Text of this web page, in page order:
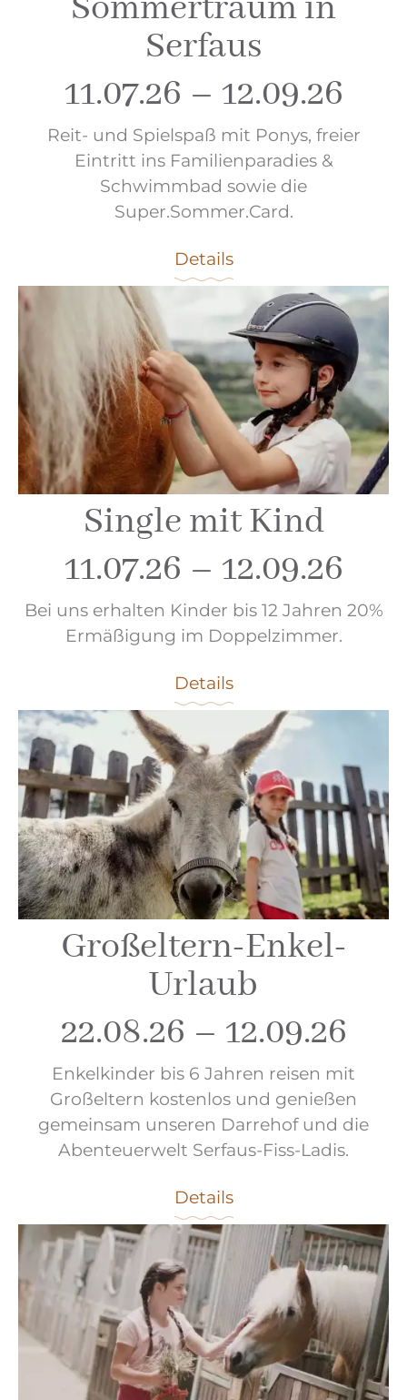
Serfaus
11.07.26 – 12.09.26
Reit- und Spielspaß mit Ponys, freier
Eintritt ins Familienparadies &
Schwimmbad sowie die
Super.Sommer.Card.
Details
Single mit Kind
11.07.26 – 12.09.26
Bei uns erhalten Kinder bis 12 Jahren 20%
Ermäßigung im Doppelzimmer.
Details
Großeltern-Enkel-
Urlaub
22.08.26 – 12.09.26
Enkelkinder bis 6 Jahren reisen mit
Großeltern kostenlos und genießen
gemeinsam unseren Darrehof und die
Abenteuerwelt Serfaus-Fiss-Ladis.
Details